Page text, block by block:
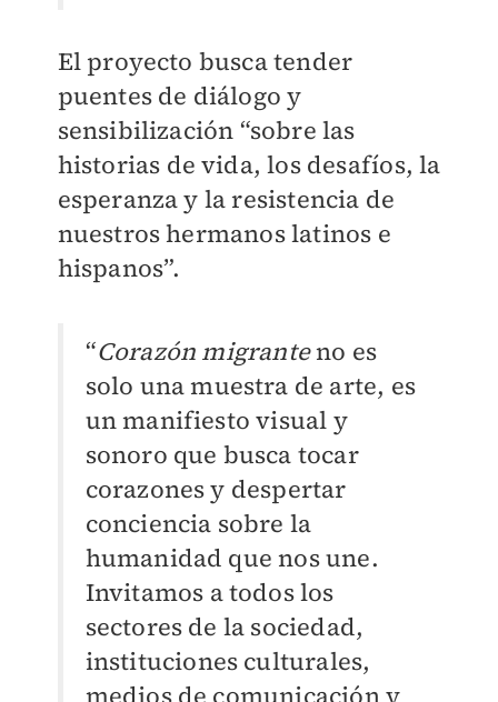
El proyecto busca tender
puentes de diálogo y
sensibilización “sobre las
historias de vida, los desafíos, la
esperanza y la resistencia de
nuestros hermanos latinos e
hispanos”.
“Corazón migranteno es
solo una muestra de arte, es
un manifiesto visual y
sonoro que busca tocar
corazones y despertar
conciencia sobre la
humanidad que nos une.
Invitamos a todos los
sectores de la sociedad,
instituciones culturales,